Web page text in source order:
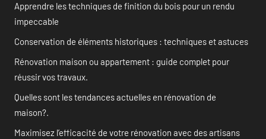
Apprendre les techniques de finition du bois pour un rendu
impeccable
Conservation de éléments historiques : techniques et astuces
Rénovation maison ou appartement : guide complet pour
réussir vos travaux.
Quelles sont les tendances actuelles en rénovation de
maison?.
Maximisez l’efficacité de votre rénovation avec des artisans